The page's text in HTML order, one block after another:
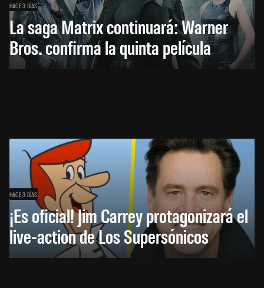
HACE 3 DÍAS
La saga Matrix continuará: Warner
Bros. confirma la quinta película
HACE 3 DÍAS
¡Es oficial! Jim Carrey protagonizará el
live-action de Los Supersónicos